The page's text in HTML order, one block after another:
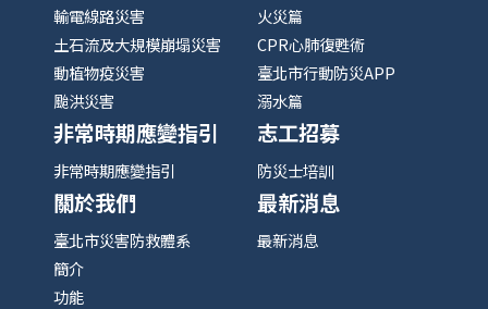
輸電線路災害
土石流及大規模崩塌災害
動植物疫災害
颱洪災害
火災篇
CPR心肺復甦術
臺北市行動防災APP
溺水篇
非常時期應變指引
非常時期應變指引
志工招募
防災士培訓
關於我們
臺北市災害防救體系
簡介
功能
最新消息
最新消息